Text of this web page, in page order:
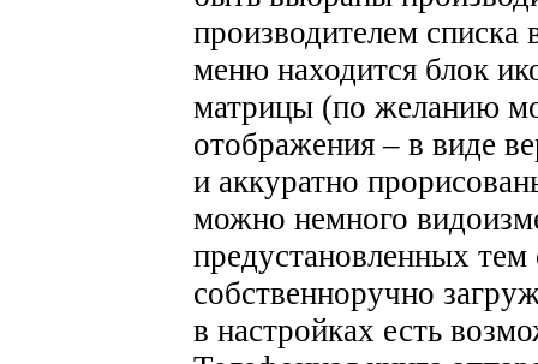
производителем списка
меню находится блок
матрицы (по желанию
отображения – в виде
и аккуратно
можно немного
предустановленных
собственноручно
в настройках есть